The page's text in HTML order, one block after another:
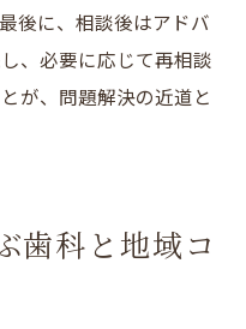
後に、相談後はアドバ
、必要に応じて再相談
が、問題解決の近道と
歯科と地域コ